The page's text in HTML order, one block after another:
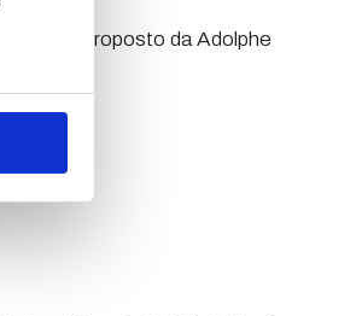
luce proposto da Adolphe
2007